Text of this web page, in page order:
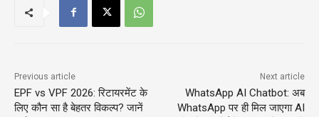
Previous article
EPF vs VPF 2026: रिटायरमेंट के
लिए कौन सा है बेहतर विकल्प? जानें
Next article
WhatsApp AI Chatbot: अब
WhatsApp पर ही मिल जाएगा AI